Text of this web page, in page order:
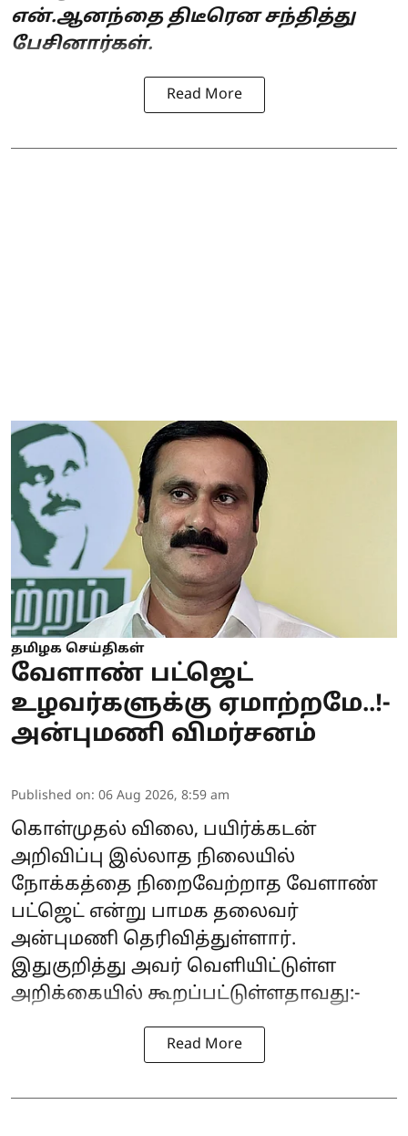
என்.ஆனந்தை திடீரென சந்தித்து
பேசினார்கள்.
Read More
தமிழக செய்திகள்
வேளாண் பட்ஜெட்
உழவர்களுக்கு ஏமாற்றமே..!-
அன்புமணி விமர்சனம்
Published on: 06 Aug 2026, 8:59 am
கொள்முதல் விலை, பயிர்க்கடன்
அறிவிப்பு இல்லாத நிலையில்
நோக்கத்தை நிறைவேற்றாத வேளாண்
பட்ஜெட் என்று பாமக தலைவர்
அன்புமணி தெரிவித்துள்ளார்.
இதுகுறித்து அவர் வெளியிட்டுள்ள
அறிக்கையில் கூறப்பட்டுள்ளதாவது:-
Read More